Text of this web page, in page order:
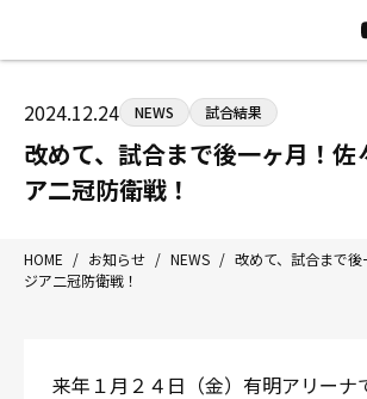
HOME
ジムについて
トレーニング
アマ・スパー各大会・キッズ
入会案内
見学・1日体験
施設紹
会員様
サポー
2024.12.24 NEWS 試合結果
改めて、試合まで後一ヶ月！佐
ア二冠防衛戦！
HOME / お知らせ / NEWS / 改めて、試合まで
ジア二冠防衛戦！
来年１月２４日（金）有明アリーナ